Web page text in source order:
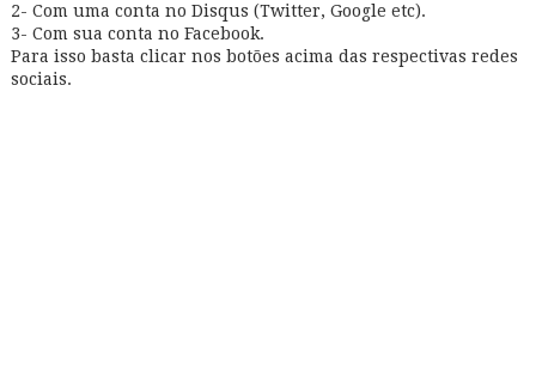
2- Com uma conta no Disqus (Twitter, Google etc).
3- Com sua conta no Facebook.
Para isso basta clicar nos botões acima das respectivas redes
sociais.